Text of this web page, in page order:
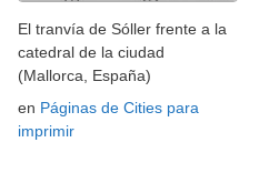
El tranvía de Sóller frente a la
catedral de la ciudad
(Mallorca, España)
en Páginas de Cities para
imprimir